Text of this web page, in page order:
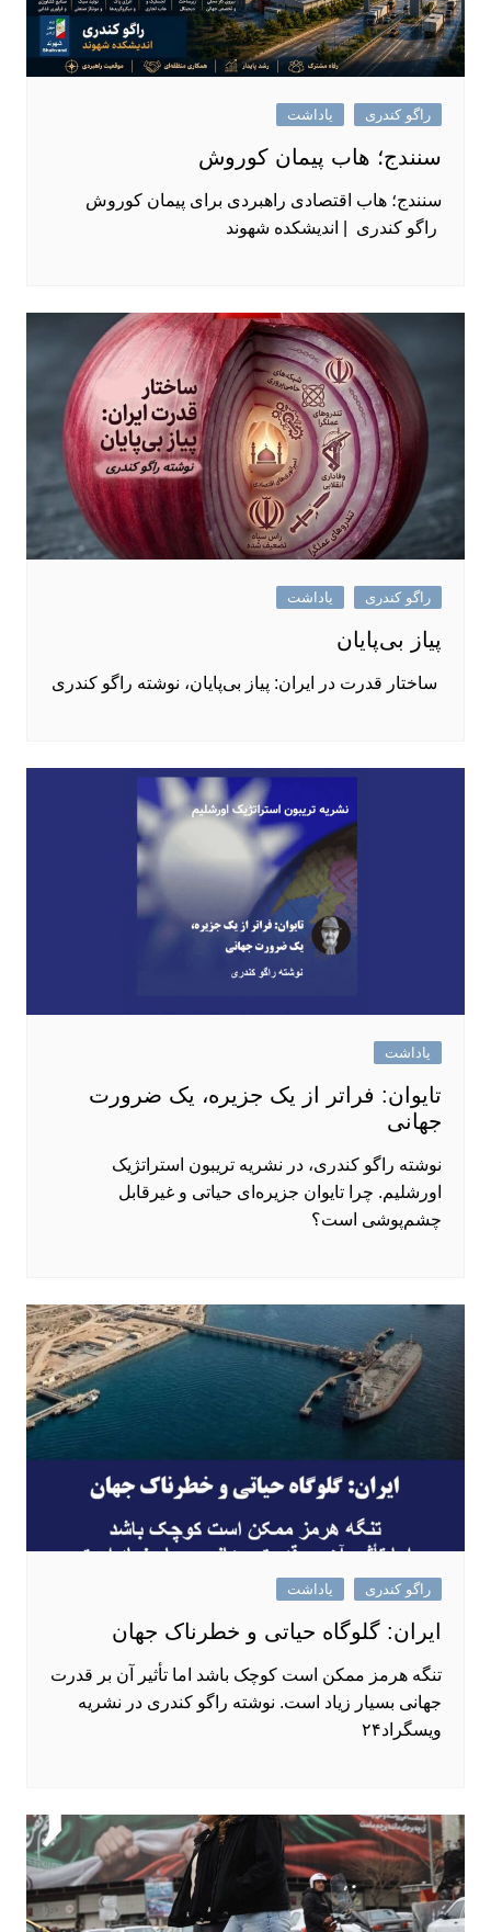
راگو کندری یاداشت
سنندج؛ هاب پیمان کوروش
سنندج؛ هاب اقتصادی راهبردی برای پیمان کوروش
راگو کندری | اندیشکده شهوند
راگو کندری یاداشت
پیاز بی‌پایان
ساختار قدرت در ایران: پیاز بی‌پایان، نوشته راگو کندری
یاداشت
تایوان: فراتر از یک جزیره، یک ضرورت
جهانی
نوشته راگو کندری، در نشریه تریبون استراتژیک
اورشلیم. چرا تایوان جزیره‌ای حیاتی و غیرقابل
چشم‌پوشی است؟
راگو کندری یاداشت
ایران: گلوگاه حیاتی و خطرناک جهان
تنگه هرمز ممکن است کوچک باشد اما تأثیر آن بر قدرت
جهانی بسیار زیاد است. نوشته راگو کندری در نشریه
ویسگراد۲۴